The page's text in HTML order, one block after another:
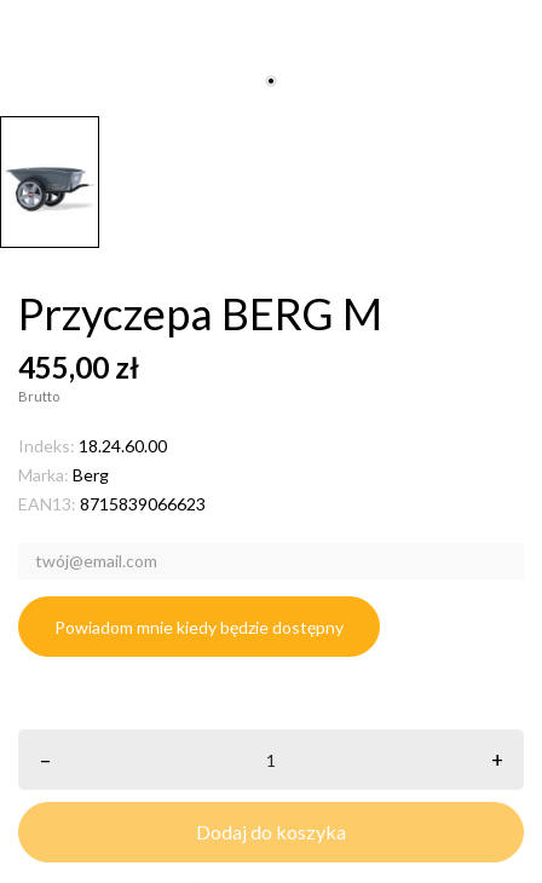
Przyczepa BERG M
455,00 zł
Brutto
Indeks: 18.24.60.00
Marka: Berg
EAN13: 8715839066623
Powiadom mnie kiedy będzie dostępny
– +
Dodaj do koszyka